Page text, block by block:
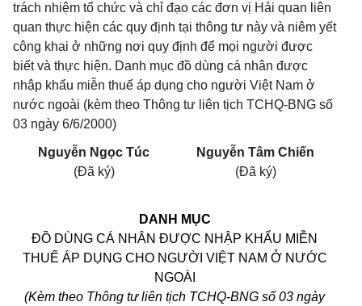
trách nhiệm tổ chức và chỉ đạo các đơn vị Hải quan liên
quan thực hiện các quy định tại thông tư này và niêm yết
công khai ở những nơi quy định để mọi người được
biết và thực hiện. Danh mục đồ dùng cá nhân được
nhập khẩu miễn thuế áp dụng cho người Việt Nam ở
nước ngoài (kèm theo Thông tư liên tịch TCHQ-BNG số
03 ngày 6/6/2000)
Nguyễn Ngọc Túc
(Đã ký)
Nguyễn Tâm Chiến
(Đã ký)
DANH MỤC
ĐỒ DÙNG CÁ NHÂN ĐƯỢC NHẬP KHẨU MIỄN
THUẾ ÁP DỤNG CHO NGƯỜI VIỆT NAM Ở NƯỚC
NGOÀI
(Kèm theo Thông tư liên tịch TCHQ-BNG số 03 ngày